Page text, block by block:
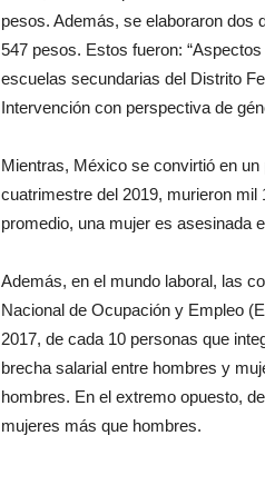
pesos. Además, se elaboraron dos
547 pesos. Estos fueron:
escuelas secundarias del Distrito
Intervención con perspectiva de
Mientras, México se convirtió en
cuatrimestre del 2019, murieron
promedio, una mujer es asesinada
Además, en el mundo laboral, las
Nacional de Ocupación y Empleo
2017, de cada 10 personas que
brecha salarial entre hombres y
hombres. En el extremo opuesto,
mujeres más que hombres.